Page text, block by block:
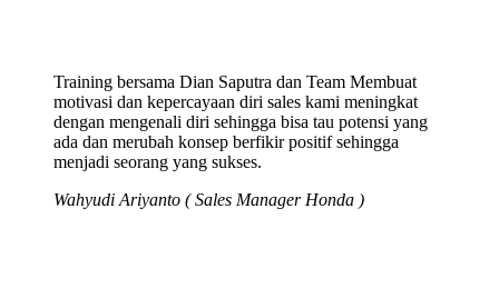
Training bersama Dian Saputra dan Team Membuat
motivasi dan kepercayaan diri sales kami meningkat
dengan mengenali diri sehingga bisa tau potensi yang
ada dan merubah konsep berfikir positif sehingga
menjadi seorang yang sukses.
Wahyudi Ariyanto ( Sales Manager Honda )